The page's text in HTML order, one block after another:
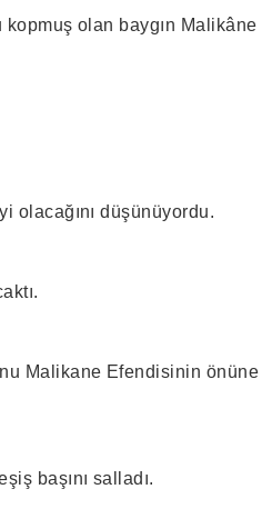
kopmuş olan baygın Malikâne
olacağını düşünüyordu.
Malikane Efendisinin önüne
başını salladı.